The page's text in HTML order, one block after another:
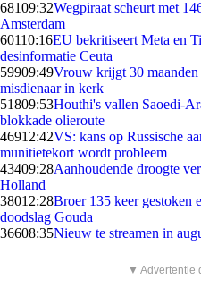
68109:32Wegpiraat scheurt met
Amsterdam
60110:16EU bekritiseert Meta en
desinformatie Ceuta
59909:49Vrouw krijgt 30
misdienaar in kerk
51809:53Houthi's vallen Saoedi-
blokkade olieroute
46912:42VS: kans op Russische
munitietekort wordt probleem
43409:28Aanhoudende droogte
Holland
38012:28Broer 135 keer gestoken
doodslag Gouda
36608:35Nieuw te streamen in
▼ Advertentie